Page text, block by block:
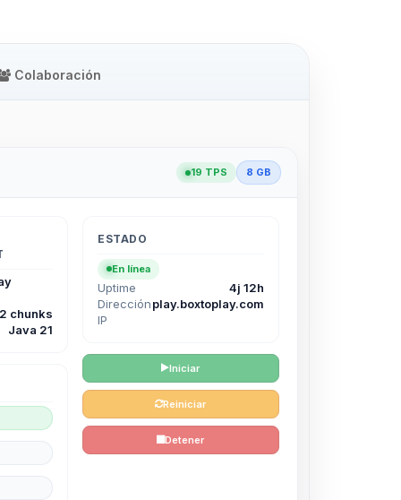
Colaboración
19 TPS 8 GB
chunks
Java 21
ESTADO
En línea
Uptime
4j 12h
Dirección
IP
play.boxtoplay.com
Iniciar
Reiniciar
Detener